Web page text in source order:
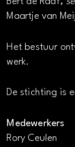
Maartje van
Het bestuur
werk.
De stichting is
Medewerkers
Rory Ceulen